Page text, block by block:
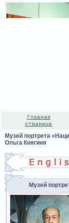
Главная
страница
Музей портрета
Ольга Княгиня
Музей